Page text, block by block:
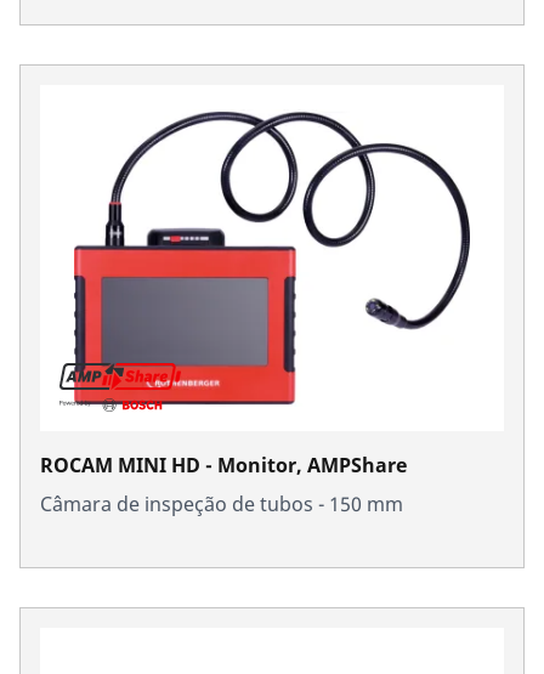
ROCAM MINI HD - Monitor, AMPShare
Câmara de inspeção de tubos - 150 mm